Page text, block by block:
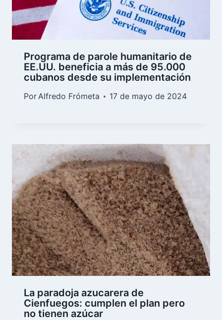
Programa de parole humanitario de
EE.UU. beneficia a más de 95.000
cubanos desde su implementación
PorAlfredo Frómeta 17 de mayo de 2024
La paradoja azucarera de
Cienfuegos: cumplen el plan pero
no tienen azúcar